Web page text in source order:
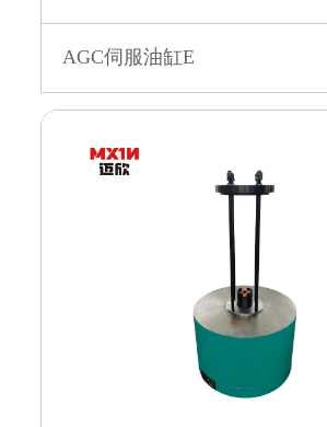
AGC伺服油缸E